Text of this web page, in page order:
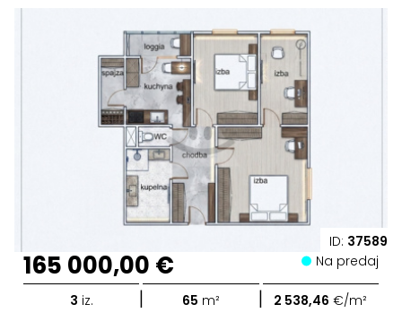
ID: 37589
165 000,00 € Na predaj
3 iz. | 65 m² | 2 538,46 €/m²